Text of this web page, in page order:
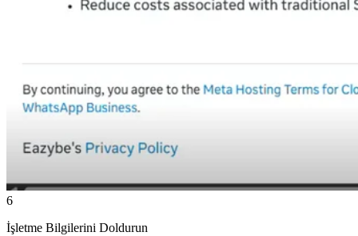
6
İşletme Bilgilerini Doldurun